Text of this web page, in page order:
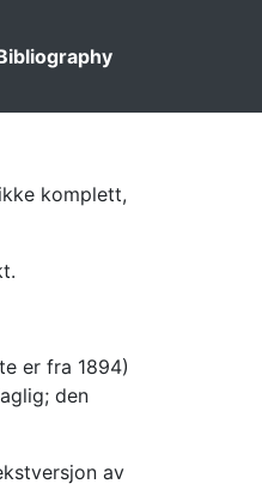
komplett,
er fra 1894)
den
av